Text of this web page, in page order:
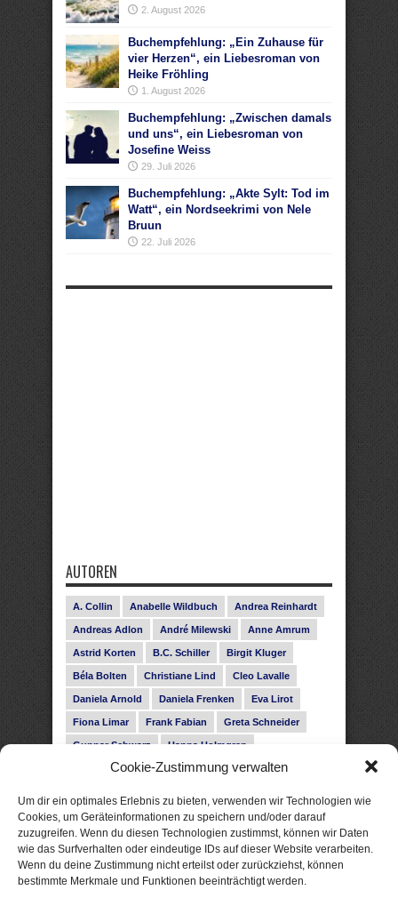
Cookie-Zustimmung verwalten
Um dir ein optimales Erlebnis zu bieten, verwenden wir Technologien wie
Cookies, um Geräteinformationen zu speichern und/oder darauf
zuzugreifen. Wenn du diesen Technologien zustimmst, können wir Daten
wie das Surfverhalten oder eindeutige IDs auf dieser Website verarbeiten.
Wenn du deine Zustimmung nicht erteilst oder zurückziehst, können
bestimmte Merkmale und Funktionen beeinträchtigt werden.
2. August 2026
Buchempfehlung: „Ein Zuhause für
vier Herzen“, ein Liebesroman von
Heike Fröhling
1. August 2026
Buchempfehlung: „Zwischen damals
und uns“, ein Liebesroman von
Josefine Weiss
29. Juli 2026
Buchempfehlung: „Akte Sylt: Tod im
Watt“, ein Nordseekrimi von Nele
Bruun
22. Juli 2026
AUTOREN
A. Collin Anabelle Wildbuch Andrea Reinhardt
Andreas Adlon André Milewski Anne Amrum
Astrid Korten B.C. Schiller Birgit Kluger
Béla Bolten Christiane Lind Cleo Lavalle
Daniela Arnold Daniela Frenken Eva Lirot
Fiona Limar Frank Fabian Greta Schneider
Gunnar Schwarz Hanna Holmgren
Heike Fröhling Ina Glahe Ivo Pala J. Vellguth
Leonie Haubrich Lilly Labord Livia Pipes
Malin Blunk Marcus Hünnebeck Martin Krist
Melisa Schwermer Nele Bruun Nika Lubitsch
Noah Fitz Nora Amelie René Junge